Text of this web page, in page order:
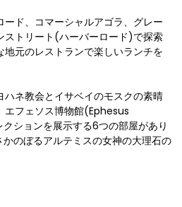
ド、コマーシャルアゴラ、グレー
ストリート(ハーバーロード)で探索
元のレストランで楽しいランチを
ハネ教会とイサベイのモスクの素晴
エフェソス博物館(Ephesus
ションを展示する6つの部屋があり
かのぼるアルテミスの女神の大理石の